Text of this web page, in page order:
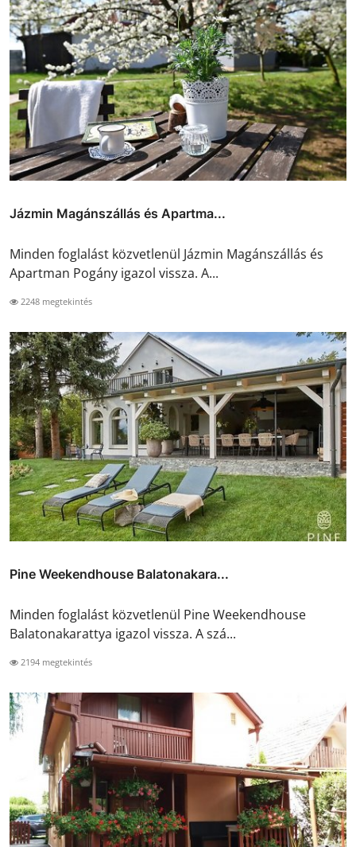
Jázmin Magánszállás és Apartma...
Minden foglalást közvetlenül Jázmin Magánszállás és
Apartman Pogány igazol vissza. A...
2248 megtekintés
Pine Weekendhouse Balatonakara...
Minden foglalást közvetlenül Pine Weekendhouse
Balatonakarattya igazol vissza. A szá...
2194 megtekintés